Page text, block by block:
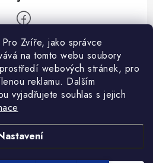
Zvíře, jako správce
na tomto webu soubory
webových stránek, pro
reklamu. Dalším
vyjadřujete souhlas s jejich
recenze